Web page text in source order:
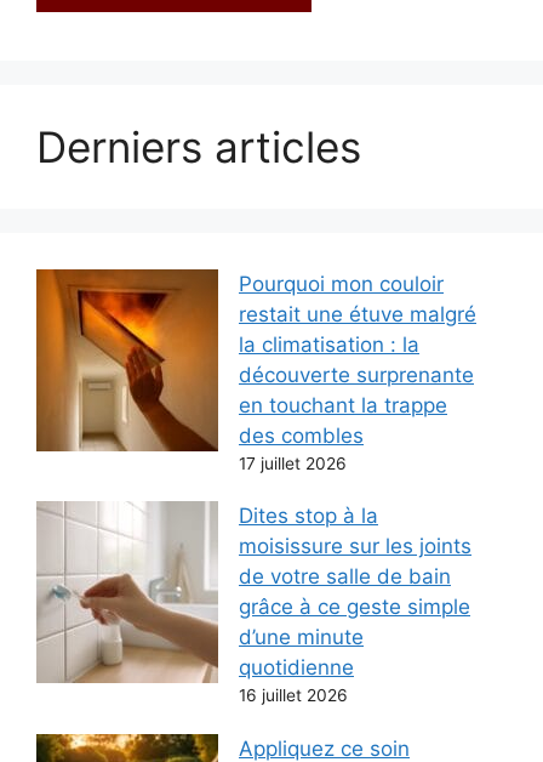
Derniers articles
Pourquoi mon couloir
restait une étuve malgré
la climatisation : la
découverte surprenante
en touchant la trappe
des combles
17 juillet 2026
Dites stop à la
moisissure sur les joints
de votre salle de bain
grâce à ce geste simple
d’une minute
quotidienne
16 juillet 2026
Appliquez ce soin